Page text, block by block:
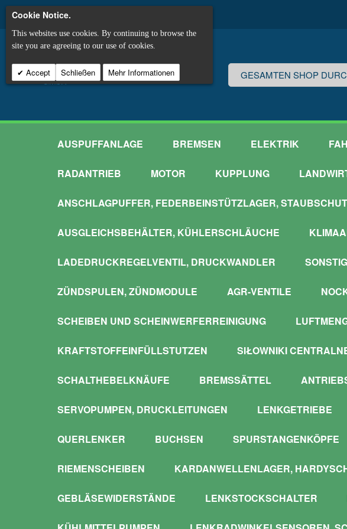
AUSPUFFANLAGE BREMSEN ELEKTRIK
RADANTRIEB MOTOR KUPPLUNG
ANSCHLAGPUFFER, FEDERBEINSTÜTZLAGER,
AUSGLEICHSBEHÄLTER, KÜHLERSCHLÄUCHE
LADEDRUCKREGELVENTIL, DRUCKWANDLER
ZÜNDSPULEN, ZÜNDMODULE AGR-VENTILE
SCHEIBEN UND SCHEINWERFERREINIGUNG
KRAFTSTOFFEINFÜLLSTUTZEN SIŁOWNIKI
SCHALTHEBELKNÄUFE BREMSSÄTTEL
SERVOPUMPEN, DRUCKLEITUNGEN LENKGETRIEBE
QUERLENKER BUCHSEN SPURSTANGENKÖPFE
RIEMENSCHEIBEN KARDANWELLENLAGER,
GEBLÄSEWIDERSTÄNDE LENKSTOCKSCHALTER
Cookie Notice.
This websites use cookies. By continuing to browse the
site you are agreeing to our use of cookies.
Accept Schließen Mehr Informationen